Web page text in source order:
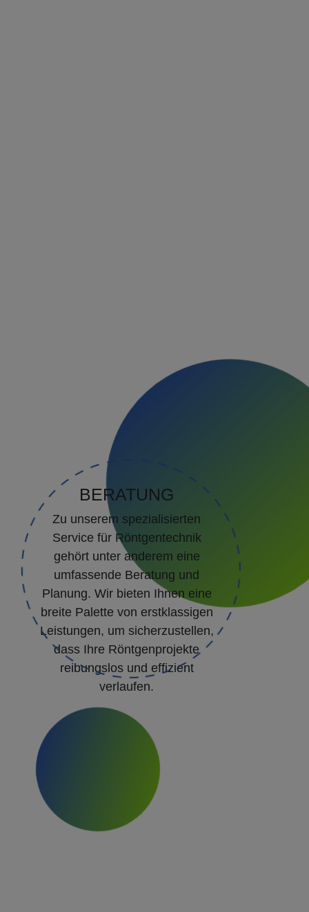
BERATUNG
Zu unserem spezialisierten
Service für Röntgentechnik
gehört unter anderem eine
umfassende Beratung und
Planung. Wir bieten Ihnen eine
breite Palette von erstklassigen
Leistungen, um sicherzustellen,
dass Ihre Röntgenprojekte
reibungslos und effizient
verlaufen.